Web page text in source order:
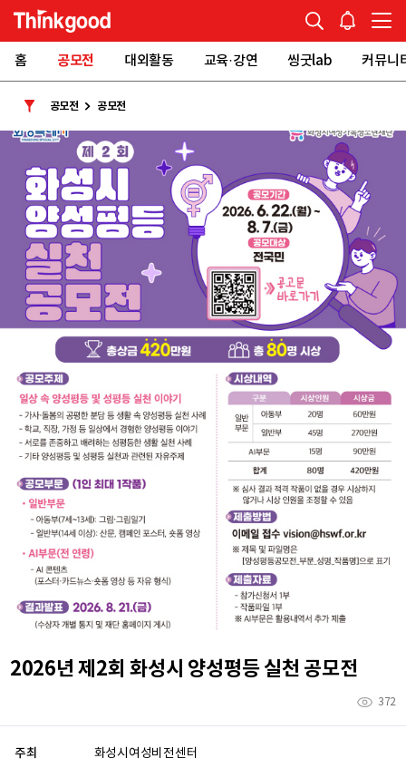
홈 공모전 대외활동 교육·강연 씽굿lab 커뮤니
공모전 공모전
2026년 제2회 화성시 양성평등 실천 공모전
372
주최 화성시여성비전센터